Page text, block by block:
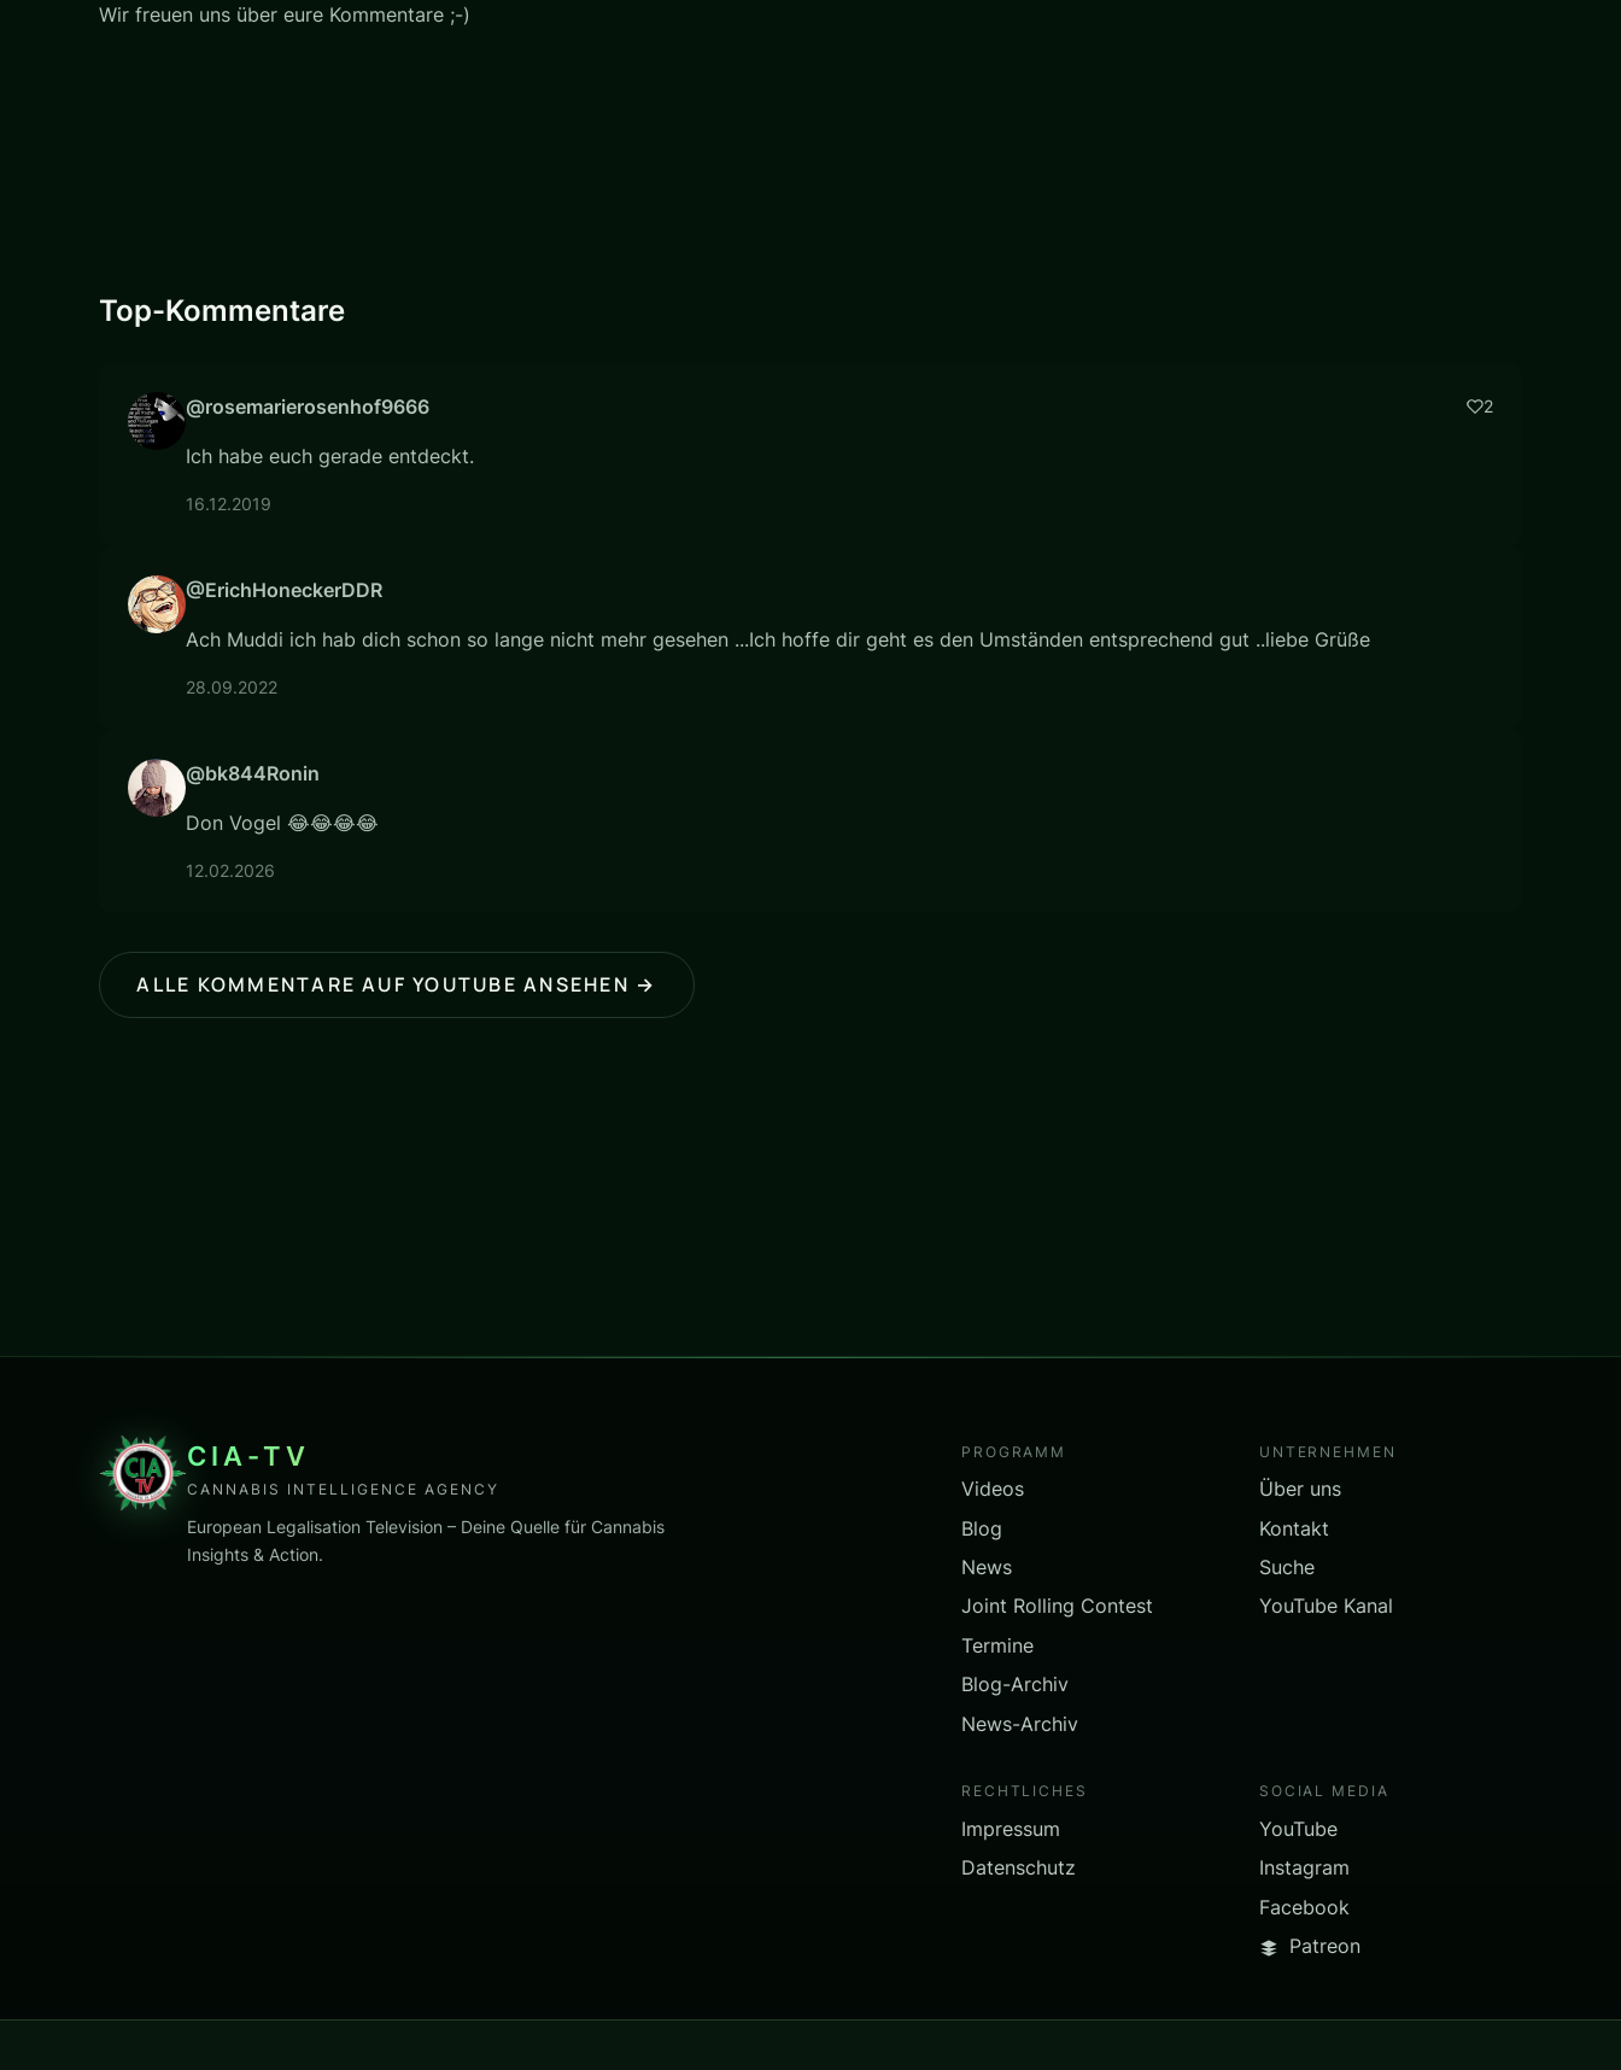
Wir freuen uns über eure Kommentare ;-)
Top-Kommentare
@rosemarierosenhof9666 2
Ich habe euch gerade entdeckt.
16.12.2019
@ErichHoneckerDDR
Ach Muddi ich hab dich schon so lange nicht mehr gesehen ...Ich hoffe dir geht es den Umständen entsprechend gut ..liebe Grüße
28.09.2022
@bk844Ronin
Don Vogel 😂😂😂😂
12.02.2026
ALLE KOMMENTARE AUF YOUTUBE ANSEHEN →
CIA-TV
CANNABIS INTELLIGENCE AGENCY
European Legalisation Television – Deine Quelle für Cannabis
Insights & Action.
PROGRAMM
Videos
Blog
News
Joint Rolling Contest
Termine
Blog-Archiv
News-Archiv
UNTERNEHMEN
Über uns
Kontakt
Suche
YouTube Kanal
RECHTLICHES
Impressum
Datenschutz
SOCIAL MEDIA
YouTube
Instagram
Facebook
Patreon